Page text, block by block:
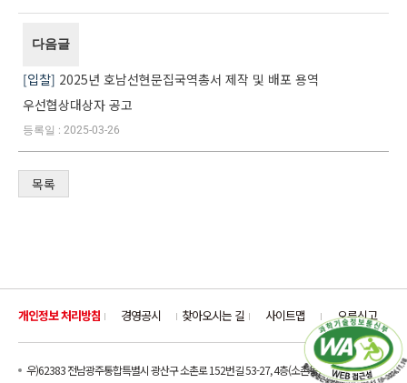
다음글
입찰 2025년 호남선현문집국역총서 제작 및 배포 용역
우선협상대상자 공고
2025-03-26
목록
개인정보 처리방침 경영공시 찾아오시는 길 사이트맵 오류신고
우)62383 전남광주통합특별시 광산구 소촌로 152번길 53-27, 4층(소촌동)